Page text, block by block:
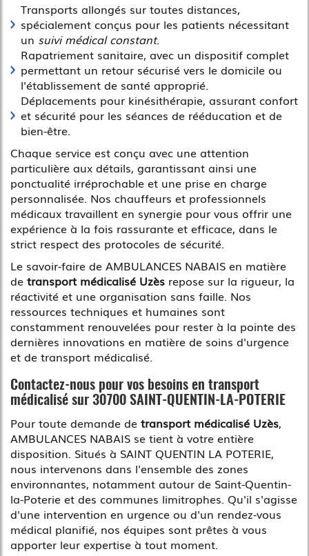
Transports allongés sur toutes distances,
spécialement conçus pour les patients nécessitant
un suivi médical constant.
Rapatriement sanitaire, avec un dispositif complet
permettant un retour sécurisé vers le domicile ou
l'établissement de santé approprié.
Déplacements pour kinésithérapie, assurant confort
et sécurité pour les séances de rééducation et de
bien-être.
Chaque service est conçu avec une attention
particulière aux détails, garantissant ainsi une
ponctualité irréprochable et une prise en charge
personnalisée. Nos chauffeurs et professionnels
médicaux travaillent en synergie pour vous offrir une
expérience à la fois rassurante et efficace, dans le
strict respect des protocoles de sécurité.
Le savoir-faire de AMBULANCES NABAIS en matière
de transport médicalisé Uzès repose sur la rigueur, la
réactivité et une organisation sans faille. Nos
ressources techniques et humaines sont
constamment renouvelées pour rester à la pointe des
dernières innovations en matière de soins d'urgence
et de transport médicalisé.
Contactez-nous pour vos besoins en transport
médicalisé sur 30700 SAINT-QUENTIN-LA-POTERIE
Pour toute demande de transport médicalisé Uzès,
AMBULANCES NABAIS se tient à votre entière
disposition. Situés à SAINT QUENTIN LA POTERIE,
nous intervenons dans l'ensemble des zones
environnantes, notamment autour de Saint-Quentin-
la-Poterie et des communes limitrophes. Qu'il s'agisse
d'une intervention en urgence ou d'un rendez-vous
médical planifié, nos équipes sont prêtes à vous
apporter leur expertise à tout moment.